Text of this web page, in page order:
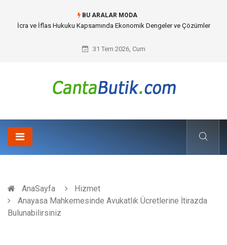
BU ARALAR MODA
İcra ve İflas Hukuku Kapsamında Ekonomik Dengeler ve Çözümler
31 Tem 2026, Cum
AnaSayfa
Hizmet
Anayasa Mahkemesinde Avukatlık Ücretlerine İtirazda
Bulunabilirsiniz